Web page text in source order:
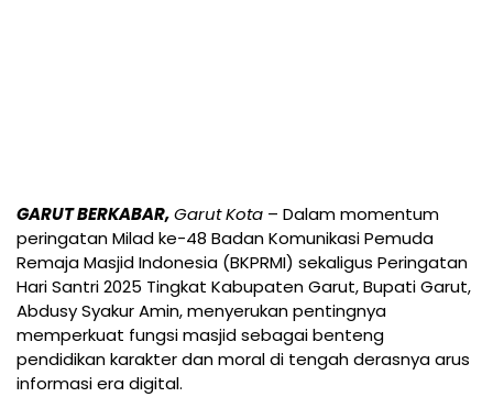
GARUT BERKABAR,Garut Kota – Dalam momentum
peringatan Milad ke-48 Badan Komunikasi Pemuda
Remaja Masjid Indonesia (BKPRMI) sekaligus Peringatan
Hari Santri 2025 Tingkat Kabupaten Garut, Bupati Garut,
Abdusy Syakur Amin, menyerukan pentingnya
memperkuat fungsi masjid sebagai benteng
pendidikan karakter dan moral di tengah derasnya arus
informasi era digital.